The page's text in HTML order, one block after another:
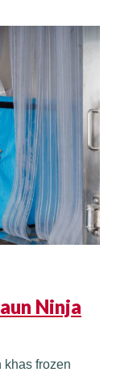
Ninja
frozen